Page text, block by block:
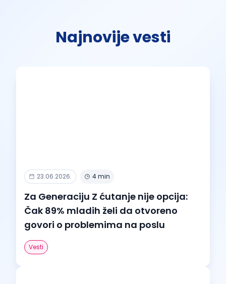
Najnovije vesti
23.06.2026. 4 min
Za Generaciju Z ćutanje nije opcija:
Čak 89% mladih želi da otvoreno
govori o problemima na poslu
Vesti